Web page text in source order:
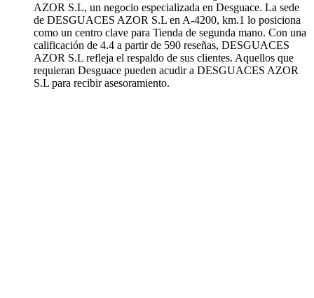
AZOR S.L, un negocio especializada en Desguace. La sede
de DESGUACES AZOR S.L en A-4200, km.1 lo posiciona
como un centro clave para Tienda de segunda mano. Con una
calificación de 4.4 a partir de 590 reseñas, DESGUACES
AZOR S.L refleja el respaldo de sus clientes. Aquellos que
requieran Desguace pueden acudir a DESGUACES AZOR
S.L para recibir asesoramiento.